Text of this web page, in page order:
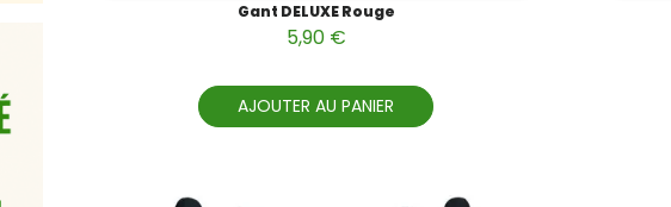
Gant DELUXE Rouge
5,90 €
AJOUTER AU PANIER